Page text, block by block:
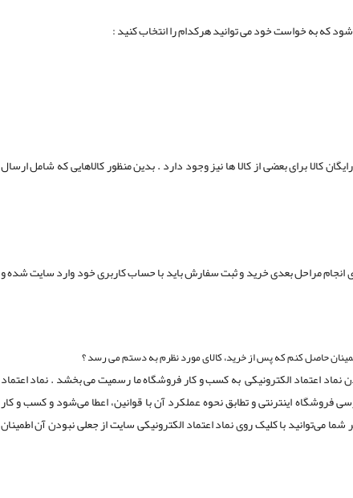
که به خواست خود می توانید هرکدام را انتخاب کنید :
کالا برای بعضی از کالا ها نیز وجود دارد . بدین منظور کالاهایی که شامل ارسال
انجام مراحل بعدی خرید و ثبت سفارش باید با حساب کاربری خود وارد سایت شده و
حاصل کنم که پس از خرید، کالای مورد نظرم به دستم می رسد ؟
نماد اعتماد الکترونیکی به کسب و کار فروشگاه ما رسمیت می بخشد . نماد اعتماد
اینترنتی و تطابق نحوه عملکرد آن با قوانین، اعطا می‏‌شود و کسب و کار
می‏‌توانید با کلیک روی نماد اعتماد الکترونیکی سایت از جعلی نبودن آن اطمینان